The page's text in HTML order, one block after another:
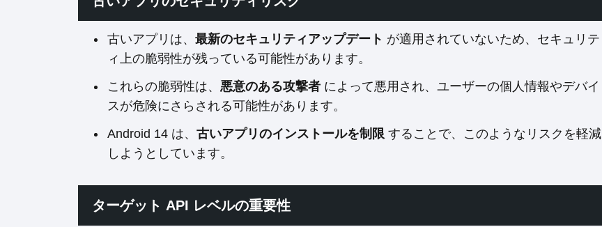
古いアプリは、 最新のセキュリティアップデート が適用されていないため、セキュリテ
ィ上の脆弱性が残っている可能性があります。
これらの脆弱性は、 悪意のある攻撃者 によって悪用され、ユーザーの個人情報やデバイ
スが危険にさらされる可能性があります。
Android 14 は、 古いアプリのインストールを制限 することで、このようなリスクを軽減
しようとしています。
ターゲット API レベルの重要性